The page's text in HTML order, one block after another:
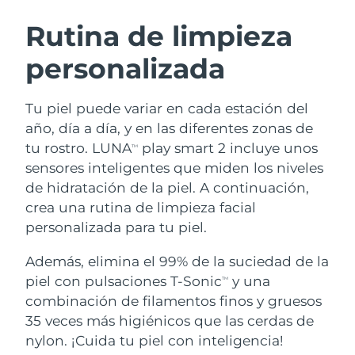
Rutina de limpieza
personalizada
Tu piel puede variar en cada estación del
año, día a día, y en las diferentes zonas de
tu rostro. LUNATM
play smart 2 incluye unos
sensores inteligentes que miden los niveles
de hidratación de la piel. A continuación,
crea una rutina de limpieza facial
personalizada para tu piel.
Además, elimina el 99% de la suciedad de la
piel con pulsaciones T-SonicTM
y una
combinación de filamentos finos y gruesos
35 veces más higiénicos que las cerdas de
nylon. ¡Cuida tu piel con inteligencia!
LUNA™ 4 pack
Anti-aging massage
LUNA™ 4 Plus
Massage, LED heating
LUNA™ 4 Men
For men, anti-aging massage
BEAR™ 2 pack
Microcurrent toning
BEAR™ 2 go
Microcurrent toning on-the-go
BEAR™ 2 eyes & lips
Microcurrent line smoothing device
Hidratación
UFO™ 3 pack
Deep facial hydration
UFO™ 3 LED
Near-infrared and red light therapy
device
Cuidado bucal
issa™ 4
Hybrid silicone sonic toothbrush
issa™ 4 plus
Smart hybrid silicone sonic toothbrush
TRATAMIENTO ANTIEDAD FAQ™
Antiedad Tratamientos LED
NEW
Austria Entrega prevista
Baréin Entrega prevista
Bélgica
Bermudas Entrega prevista8/18/26
Bosnia y Herzegovina Entrega prevista 8/15/26
Brunéi Entrega prevista
Canadá Entrega prevista
Chile Entrega prevista8/16/26